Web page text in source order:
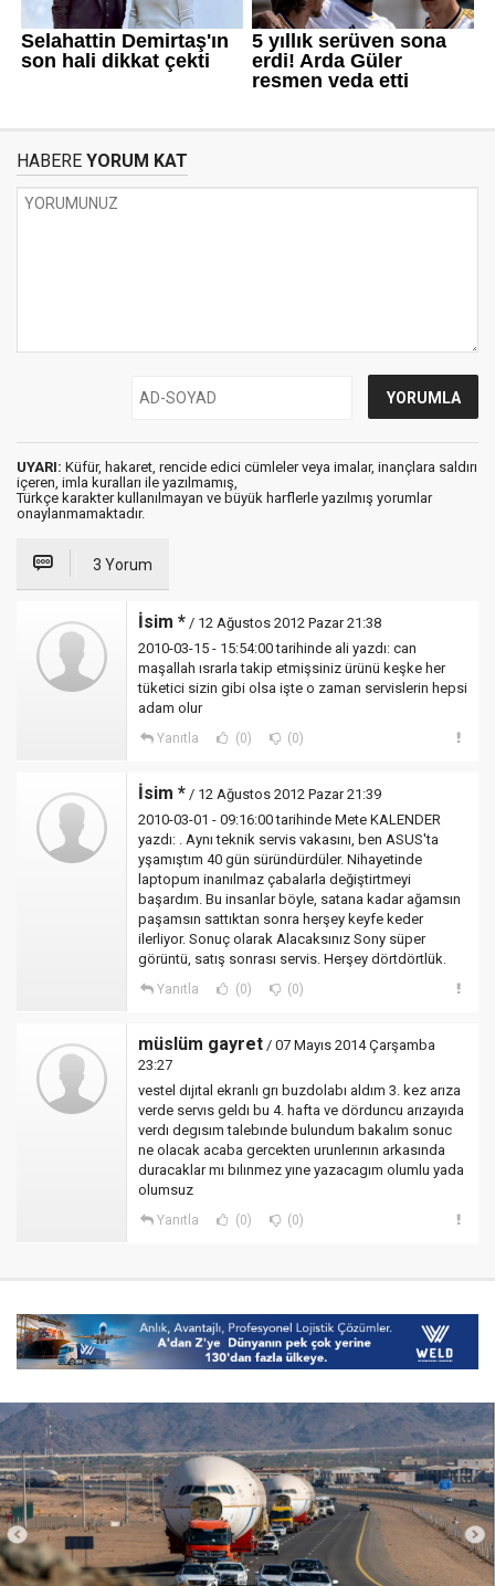
HABERE YORUM KAT
UYARI: Küfür, hakaret, rencide edici cümleler veya imalar, inançlara saldırı
içeren, imla kuralları ile yazılmamış,
Türkçe karakter kullanılmayan ve büyük harflerle yazılmış yorumlar
onaylanmamaktadır.
3 Yorum
İsim * / 12 Ağustos 2012 Pazar 21:38
2010-03-15 - 15:54:00 tarihinde ali yazdı: can
maşallah ısrarla takip etmişsiniz ürünü keşke her
tüketici sizin gibi olsa işte o zaman servislerin hepsi
adam olur
Yanıtla (0) (0)
İsim * / 12 Ağustos 2012 Pazar 21:39
2010-03-01 - 09:16:00 tarihinde Mete KALENDER
yazdı: . Aynı teknik servis vakasını, ben ASUS'ta
yşamıştım 40 gün süründürdüler. Nihayetinde
laptopum inanılmaz çabalarla değiştirtmeyi
başardım. Bu insanlar böyle, satana kadar ağamsın
paşamsın sattıktan sonra herşey keyfe keder
ilerliyor. Sonuç olarak Alacaksınız Sony süper
görüntü, satış sonrası servis. Herşey dörtdörtlük.
Yanıtla (0) (0)
müslüm gayret / 07 Mayıs 2014 Çarşamba
23:27
vestel dıjıtal ekranlı grı buzdolabı aldım 3. kez arıza
verde servıs geldı bu 4. hafta ve dörduncu arızayıda
verdı degısım talebınde bulundum bakalım sonuc
ne olacak acaba gercekten urunlerının arkasında
duracaklar mı bılınmez yıne yazacagım olumlu yada
olumsuz
Yanıtla (0) (0)